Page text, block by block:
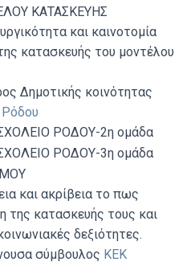
ΚΑΤΑΣΚΕΥΗΣ
και καινοτομία
κατασκευής του μοντέλου
Δημοτικής κοινότητας
ΡΟΔΟΥ-2η ομάδα
ΡΟΔΟΥ-3η ομάδα
και ακρίβεια το πως
της κατασκευής τους και
δεξιότητες.
σύμβουλος ΚΕΚ